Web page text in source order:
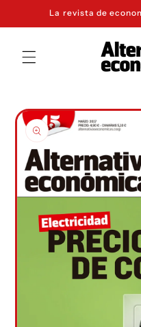
directamente
al contenido
La revista de
directamente
a la
información
del producto